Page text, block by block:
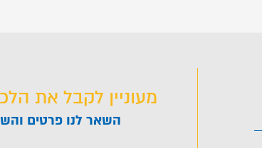
מעוניין לקבל את
השאר לנו פרטים